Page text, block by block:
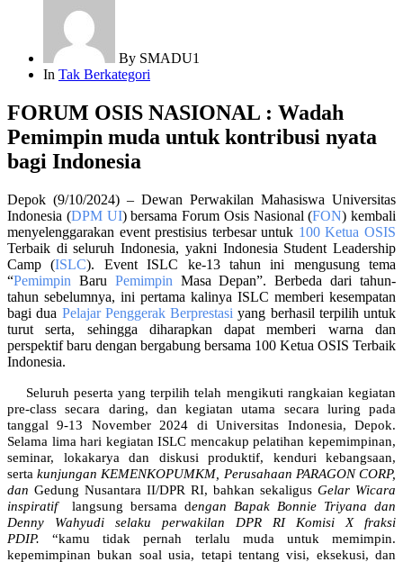
By SMADU1
In Tak Berkategori
FORUM OSIS NASIONAL : Wadah
Pemimpin muda untuk kontribusi nyata
bagi Indonesia
Depok (9/10/2024) – Dewan Perwakilan Mahasiswa Universitas
Indonesia (DPM UI) bersama Forum Osis Nasional (FON) kembali
menyelenggarakan event prestisius terbesar untuk 100 Ketua OSIS
Terbaik di seluruh Indonesia, yakni Indonesia Student Leadership
Camp (ISLC). Event ISLC ke-13 tahun ini mengusung tema
“Pemimpin Baru Pemimpin Masa Depan”. Berbeda dari tahun-
tahun sebelumnya, ini pertama kalinya ISLC memberi kesempatan
bagi dua Pelajar Penggerak Berprestasiyang berhasil terpilih untuk
turut serta, sehingga diharapkan dapat memberi warna dan
perspektif baru dengan bergabung bersama 100 Ketua OSIS Terbaik
Indonesia.
Seluruh peserta yang terpilih telah mengikuti rangkaian kegiatan
pre-class secara daring, dan kegiatan utama secara luring pada
tanggal 9-13 November 2024 di Universitas Indonesia, Depok.
Selama lima hari kegiatan ISLC mencakup pelatihan kepemimpinan,
seminar, lokakarya dan diskusi produktif, kenduri kebangsaan,
sertakunjungan KEMENKOPUMKM, Perusahaan PARAGON CORP,
dan Gedung Nusantara II/DPR RI, bahkan sekaligus Gelar Wicara
inspiratif
langsung bersama dengan Bapak Bonnie Triyana dan
Denny Wahyudi selaku perwakilan DPR RI Komisi X fraksi
PDIP.“kamu tidak pernah terlalu muda untuk memimpin.
kepemimpinan bukan soal usia, tetapi tentang visi, eksekusi, dan